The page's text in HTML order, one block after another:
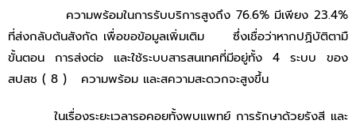
ความพร้อมในการรับบริการสูงถึง 76.6% มีเพียง 23.4%
ที่ส่งกลับต้นสังกัด เพื่อขอข้อมูลเพิ่มเติม ซึ่งเชื่อว่าหากปฏิบัติตามื
ขั้นตอน การส่งต่อ และใช้ระบบสารสนเทศที่มีอยู่ทั้ง 4 ระบบ ของ
สปสช ( 8 ) ความพร้อม และสความสะดวกจะสูงขึ้น
ในเรื่องระยะเวลารอคอยทั้งพบแพทย์ การรักษาด้วยรังสี และ